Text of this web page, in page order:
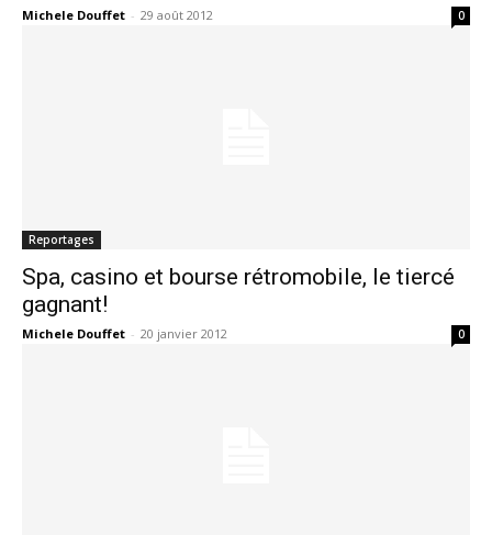
Michele Douffet - 29 août 2012 0
Reportages
Spa, casino et bourse rétromobile, le tiercé
gagnant!
Michele Douffet - 20 janvier 2012 0